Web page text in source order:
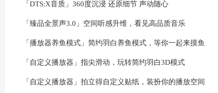
「DTS:X音质」360度沉浸 还原细节 声动随心
「臻品全景声3.0」空间听感升维，看见高品质音乐
「播放器养鱼模式」简约羽白养鱼模式，等你一起来摸鱼
「自定义播放器」指尖滑动，玩转简约羽白3D模式
「自定义播放器」拍立得自定义贴纸，装扮你的播放空间